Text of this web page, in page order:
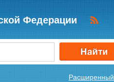
Федерации
Расширенный